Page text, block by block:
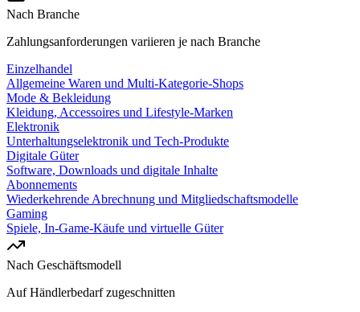
Nach Branche
Zahlungsanforderungen variieren je nach Branche
Einzelhandel
Allgemeine Waren und Multi-Kategorie-Shops
Mode & Bekleidung
Kleidung, Accessoires und Lifestyle-Marken
Elektronik
Unterhaltungselektronik und Tech-Produkte
Digitale Güter
Software, Downloads und digitale Inhalte
Abonnements
Wiederkehrende Abrechnung und Mitgliedschaftsmodelle
Gaming
Spiele, In-Game-Käufe und virtuelle Güter
Nach Geschäftsmodell
Auf Händlerbedarf zugeschnitten